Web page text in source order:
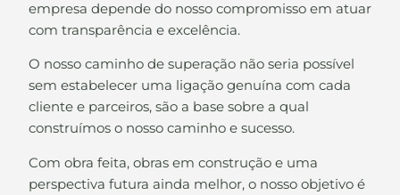
empresa depende do nosso compromisso em atuar
com transparência e excelência.
O nosso caminho de superação não seria possível
sem estabelecer uma ligação genuína com cada
cliente e parceiros, são a base sobre a qual
construímos o nosso caminho e sucesso.
Com obra feita, obras em construção e uma
perspectiva futura ainda melhor, o nosso objetivo é